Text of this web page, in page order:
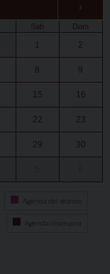
›
Sab Dom
1 2
8 9
15 16
22 23
29 30
Agenda del vescovo
Agenda diocesana